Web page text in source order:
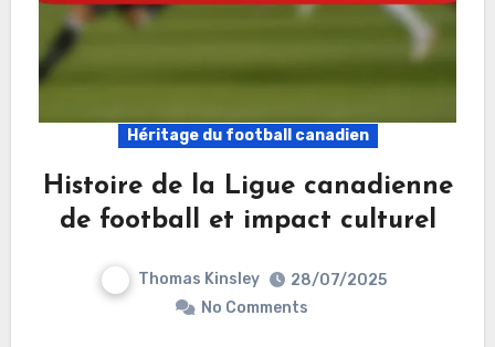
Héritage du football canadien
Histoire de la Ligue canadienne
de football et impact culturel
Thomas Kinsley
28/07/2025
No Comments